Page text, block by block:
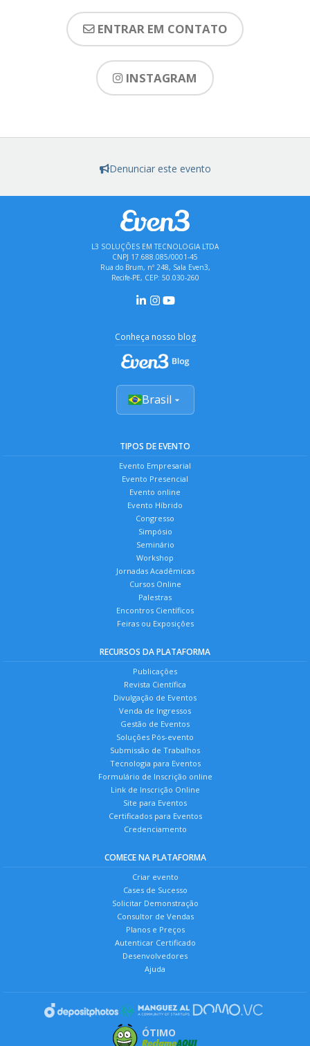
ENTRAR EM CONTATO
INSTAGRAM
Denunciar este evento
L3 SOLUÇÕES EM TECNOLOGIA LTDA
CNPJ 17.688.085/0001-45
Rua do Brum, nº 248, Sala Even3,
Recife-PE, CEP: 50.030-260
Conheça nosso blog
Brasil
TIPOS DE EVENTO
Evento Empresarial
Evento Presencial
Evento online
Evento Híbrido
Congresso
Simpósio
Seminário
Workshop
Jornadas Acadêmicas
Cursos Online
Palestras
Encontros Científicos
Feiras ou Exposições
RECURSOS DA PLATAFORMA
Publicações
Revista Científica
Divulgação de Eventos
Venda de Ingressos
Gestão de Eventos
Soluções Pós-evento
Submissão de Trabalhos
Tecnologia para Eventos
Formulário de Inscrição online
Link de Inscrição Online
Site para Eventos
Certificados para Eventos
Credenciamento
COMECE NA PLATAFORMA
Criar evento
Cases de Sucesso
Solicitar Demonstração
Consultor de Vendas
Planos e Preços
Autenticar Certificado
Desenvolvedores
Ajuda
ÓTIMO